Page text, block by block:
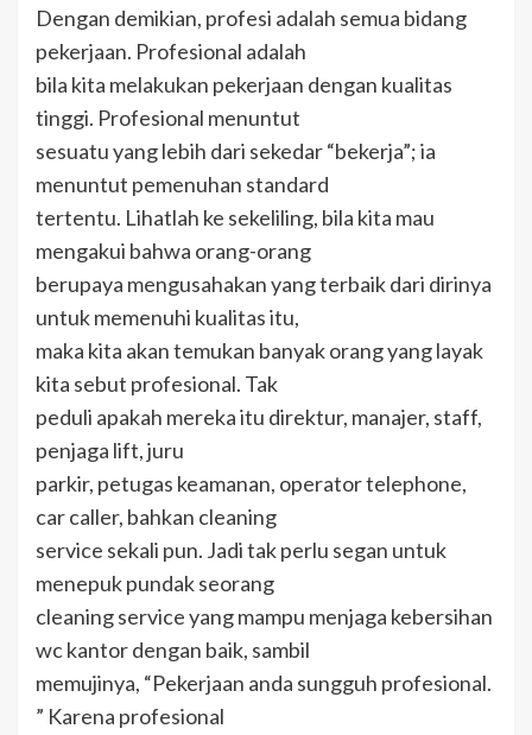
Dengan demikian, profesi adalah semua bidang
pekerjaan. Profesional adalah
bila kita melakukan pekerjaan dengan kualitas
tinggi. Profesional menuntut
sesuatu yang lebih dari sekedar “bekerja”; ia
menuntut pemenuhan standard
tertentu. Lihatlah ke sekeliling, bila kita mau
mengakui bahwa orang-orang
berupaya mengusahakan yang terbaik dari dirinya
untuk memenuhi kualitas itu,
maka kita akan temukan banyak orang yang layak
kita sebut profesional. Tak
peduli apakah mereka itu direktur, manajer, staff,
penjaga lift, juru
parkir, petugas keamanan, operator telephone,
car caller, bahkan cleaning
service sekali pun. Jadi tak perlu segan untuk
menepuk pundak seorang
cleaning service yang mampu menjaga kebersihan
wc kantor dengan baik, sambil
memujinya, “Pekerjaan anda sungguh profesional.
” Karena profesional